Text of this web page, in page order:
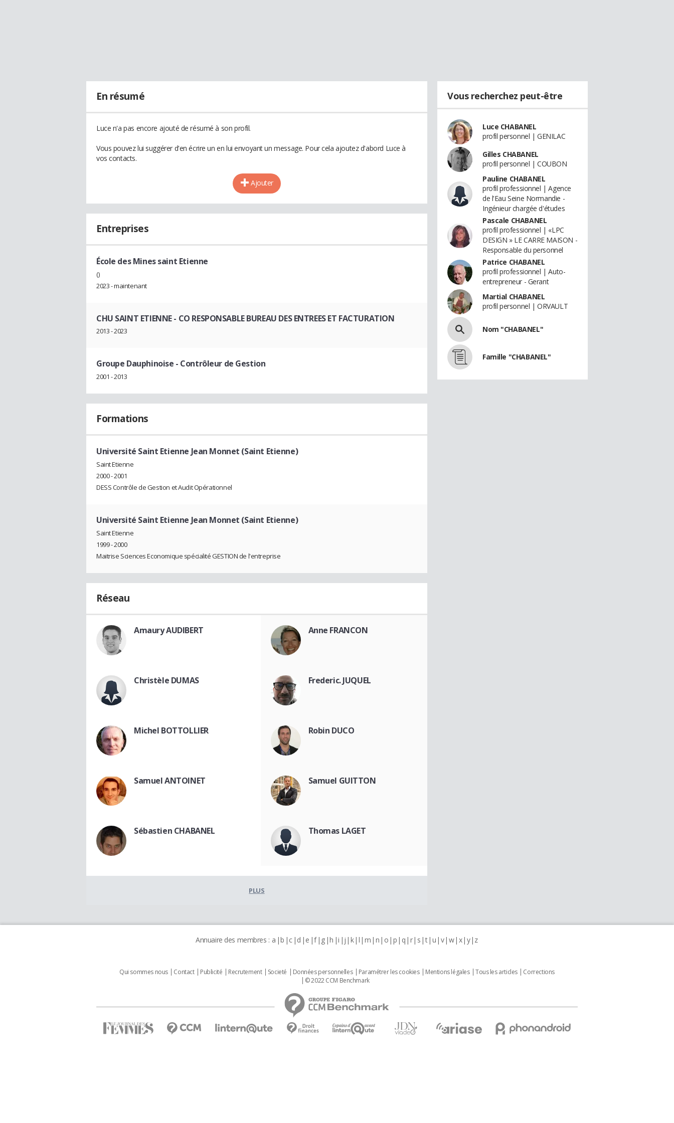
En résumé
Luce n'a pas encore ajouté de résumé à son profil.
Vous pouvez lui suggérer d'en écrire un en lui envoyant un message. Pour cela ajoutez d'abord Luce à
vos contacts.
Ajouter
Entreprises
École des Mines saint Etienne
()
2023 - maintenant
CHU SAINT ETIENNE- CO RESPONSABLE BUREAU DES ENTREES ET FACTURATION
2013 - 2023
Groupe Dauphinoise - Contrôleur de Gestion
2001 - 2013
Formations
Université Saint Etienne Jean Monnet (Saint Etienne)
Saint Etienne
2000 - 2001
DESS Contrôle de Gestion et Audit Opérationnel
Université Saint Etienne Jean Monnet (Saint Etienne)
Saint Etienne
1999 - 2000
Maitrise Sciences Economique spécialité GESTION de l'entreprise
Réseau
Amaury AUDIBERT Anne FRANCON
Christèle DUMAS Frederic. JUQUEL
Michel BOTTOLLIER Robin DUCO
Samuel ANTOINET Samuel GUITTON
Sébastien CHABANEL Thomas LAGET
PLUS
Vous recherchez peut-être
Luce CHABANEL
profil personnel | GENILAC
Gilles CHABANEL
profil personnel | COUBON
Pauline CHABANEL
profil professionnel | Agence
de l'Eau Seine Normandie -
Ingénieur chargée d'études
Pascale CHABANEL
profil professionnel | «LPC
DESIGN » LE CARRE MAISON -
Responsable du personnel
Patrice CHABANEL
profil professionnel | Auto-
entrepreneur - Gerant
Martial CHABANEL
profil personnel | ORVAULT
Nom "CHABANEL"
Famille "CHABANEL"
Annuaire des membres : a b c d e f g h i j k l m n o p q r s t u v w x y z
Qui sommes nous Contact Publicité Recrutement Societé Données personnelles Paramétrer les cookies Mentions légales Tous les articles
Corrections
© 2022 CCM Benchmark